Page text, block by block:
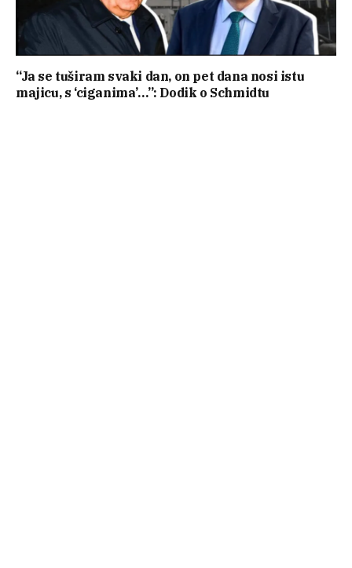
“Ja se tuširam svaki dan, on pet dana nosi istu
majicu, s ‘ciganima’…”: Dodik o Schmidtu